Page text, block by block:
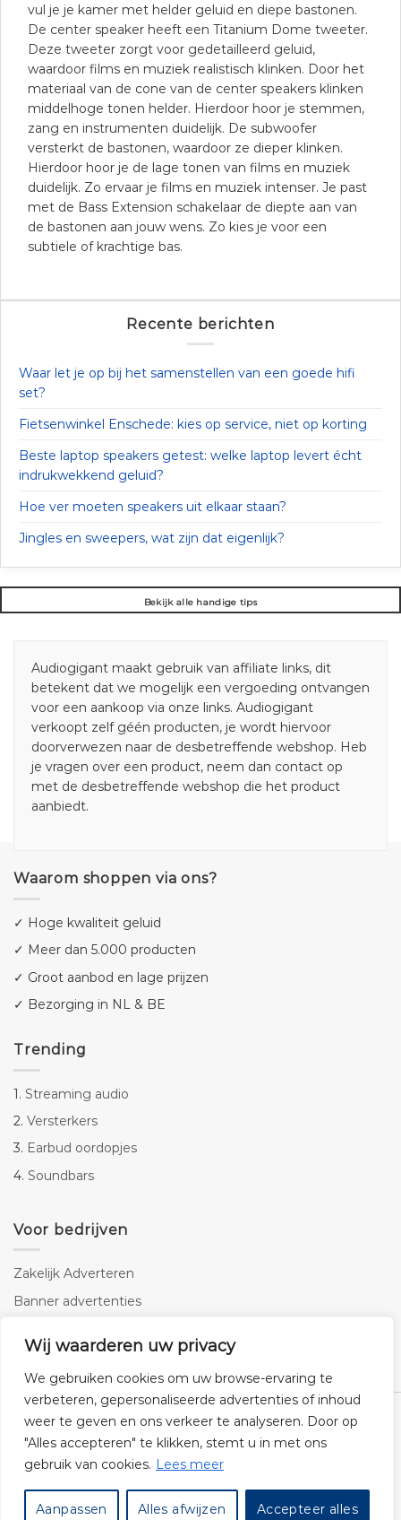
Wij waarderen uw privacy
We gebruiken cookies om uw browse-ervaring te
verbeteren, gepersonaliseerde advertenties of inhoud
weer te geven en ons verkeer te analyseren. Door op
"Alles accepteren" te klikken, stemt u in met ons
gebruik van cookies. Lees meer
Aanpassen Alles afwijzen Accepteer alles
vul je je kamer met helder geluid en diepe bastonen.
De center speaker heeft een Titanium Dome tweeter.
Deze tweeter zorgt voor gedetailleerd geluid,
waardoor films en muziek realistisch klinken. Door het
materiaal van de cone van de center speakers klinken
middelhoge tonen helder. Hierdoor hoor je stemmen,
zang en instrumenten duidelijk. De subwoofer
versterkt de bastonen, waardoor ze dieper klinken.
Hierdoor hoor je de lage tonen van films en muziek
duidelijk. Zo ervaar je films en muziek intenser. Je past
met de Bass Extension schakelaar de diepte aan van
de bastonen aan jouw wens. Zo kies je voor een
subtiele of krachtige bas.
Recente berichten
Waar let je op bij het samenstellen van een goede hifi
set?
Fietsenwinkel Enschede: kies op service, niet op korting
Beste laptop speakers getest: welke laptop levert écht
indrukwekkend geluid?
Hoe ver moeten speakers uit elkaar staan?
Jingles en sweepers, wat zijn dat eigenlijk?
Bekijk alle handige tips
Audiogigant maakt gebruik van affiliate links, dit
betekent dat we mogelijk een vergoeding ontvangen
voor een aankoop via onze links. Audiogigant
verkoopt zelf géén producten, je wordt hiervoor
doorverwezen naar de desbetreffende webshop. Heb
je vragen over een product, neem dan contact op
met de desbetreffende webshop die het product
aanbiedt.
Waarom shoppen via ons?
✓ Hoge kwaliteit geluid
✓ Meer dan 5.000 producten
✓ Groot aanbod en lage prijzen
✓ Bezorging in NL & BE
Trending
1. Streaming audio
2. Versterkers
3. Earbud oordopjes
4. Soundbars
Voor bedrijven
Zakelijk Adverteren
Banner advertenties
SEO copywriting